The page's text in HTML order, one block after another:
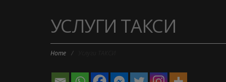
УСЛУГИ ТАКСИ
Home /